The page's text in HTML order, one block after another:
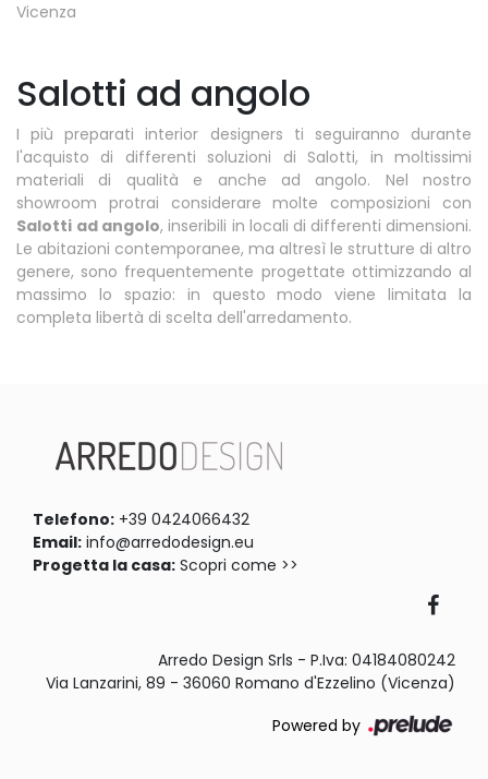
Vicenza
Salotti ad angolo
I più preparati interior designers ti seguiranno durante
l'acquisto di differenti soluzioni di Salotti, in moltissimi
materiali di qualità e anche ad angolo. Nel nostro
showroom protrai considerare molte composizioni con
Salotti ad angolo, inseribili in locali di differenti dimensioni.
Le abitazioni contemporanee, ma altresì le strutture di altro
genere, sono frequentemente progettate ottimizzando al
massimo lo spazio: in questo modo viene limitata la
completa libertà di scelta dell'arredamento.
Telefono: +39 0424066432
Email: info@arredodesign.eu
Progetta la casa: Scopri come >>
Arredo Design Srls - P.Iva: 04184080242
Via Lanzarini, 89 - 36060 Romano d'Ezzelino (Vicenza)
Powered by